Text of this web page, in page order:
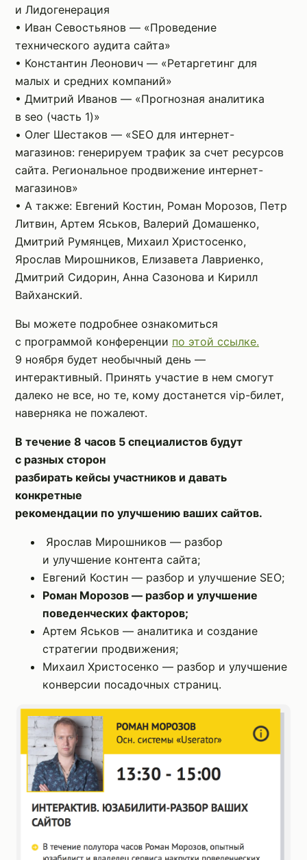
и Лидогенерация
• Иван Севостьянов — «Проведение
технического аудита сайта»
• Константин Леонович — «Ретаргетинг для
малых и средних компаний»
• Дмитрий Иванов — «Прогнозная аналитика
в seo (часть 1)»
• Олег Шестаков — «SEО для интернет-
магазинов: генерируем трафик за счет ресурсов
сайта. Региональное продвижение интернет-
магазинов»
• А также: Евгений Костин, Роман Морозов, Петр
Литвин, Артем Яськов, Валерий Домашенко,
Дмитрий Румянцев, Михаил Христосенко,
Ярослав Мирошников, Елизавета Лавриенко,
Дмитрий Сидорин, Анна Сазонова и Кирилл
Вайханский.
Вы можете подробнее ознакомиться
с программой конференции по этой ссылке.
9 ноября будет необычный день —
интерактивный. Принять участие в нем смогут
далеко не все, но те, кому достанется vip-билет,
наверняка не пожалеют.
В течение 8 часов 5 специалистов будут
с разных сторон
разбирать кейсы участников и давать
конкретные
рекомендации по улучшению ваших сайтов.
Ярослав Мирошников — разбор
и улучшение контента сайта;
Евгений Костин — разбор и улучшение SEO;
Роман Морозов — разбор и улучшение
поведенческих факторов;
Артем Яськов — аналитика и создание
стратегии продвижения;
Михаил Христосенко — разбор и улучшение
конверсии посадочных страниц.